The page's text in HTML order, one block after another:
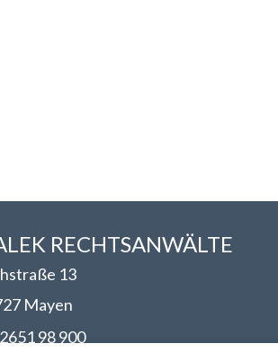
RECHTSANWÄLT​​E
13
Mayen
98 900